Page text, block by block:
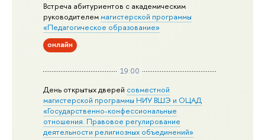
Встреча абитуриентов с академическим
руководителеммагистерской программы
«Педагогическое образование»
онлайн
19:00
День открытых дверей совместной
магистерской программы НИУ ВШЭ и ОЦАД
«Государственно-конфессиональные
отношения. Правовое регулирование
деятельности религиозных объединений»